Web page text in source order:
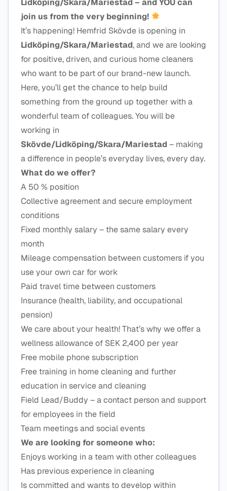
Lidköping/Skara/Mariestad – and YOU can
join us from the very beginning!
It’s happening! Hemfrid Skövde is opening in
Lidköping/Skara/Mariestad, and we are looking
for positive, driven, and curious home cleaners
who want to be part of our brand-new launch.
Here, you’ll get the chance to help build
something from the ground up together with a
wonderful team of colleagues. You will be
working in
Skövde/Lidköping/Skara/Mariestad – making
a difference in people’s everyday lives, every day.
What do we offer?
A 50 % position
Collective agreement and secure employment
conditions
Fixed monthly salary – the same salary every
month
Mileage compensation between customers if you
use your own car for work
Paid travel time between customers
Insurance (health, liability, and occupational
pension)
We care about your health! That’s why we offer a
wellness allowance of SEK 2,400 per year
Free mobile phone subscription
Free training in home cleaning and further
education in service and cleaning
Field Lead/Buddy – a contact person and support
for employees in the field
Team meetings and social events
We are looking for someone who:
Enjoys working in a team with other colleagues
Has previous experience in cleaning
Is committed and wants to develop within